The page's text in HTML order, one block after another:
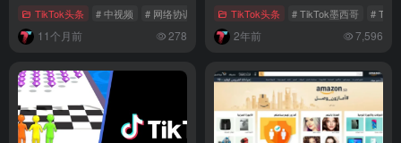
TikTok头条 # 中视频 # 网络协调 # AB融
11个月前 278
TikTok头条 # TikTok墨西哥 #
2年前 7,596